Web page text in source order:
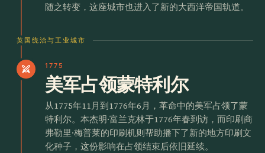
随之转变，这座城市也进入了新的大西洋帝国轨道。
英国统治与工业城市
swords 1775
美军占领蒙特利尔
从1775年11月到1776年6月，革命中的美军占领了蒙
特利尔。本杰明·富兰克林于1776年春到访，而印刷商
弗勒里·梅普莱的印刷机则帮助播下了新的地方印刷文
化种子，这份影响在占领结束后依旧延续。